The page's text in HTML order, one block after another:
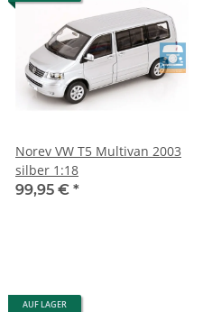
Norev VW T5 Multivan 2003
silber 1:18
99,95 € *
AUF LAGER